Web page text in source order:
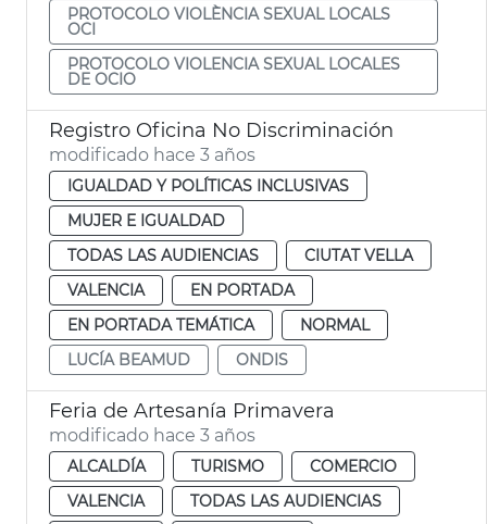
PROTOCOLO VIOLÈNCIA SEXUAL LOCALS
OCI
PROTOCOLO VIOLENCIA SEXUAL LOCALES
DE OCIO
Registro Oficina No Discriminación
modificado hace 3 años
IGUALDAD Y POLÍTICAS INCLUSIVAS
MUJER E IGUALDAD
TODAS LAS AUDIENCIAS
CIUTAT VELLA
VALENCIA
EN PORTADA
EN PORTADA TEMÁTICA
NORMAL
LUCÍA BEAMUD
ONDIS
Feria de Artesanía Primavera
modificado hace 3 años
ALCALDÍA TURISMO
COMERCIO
VALENCIA
TODAS LAS AUDIENCIAS